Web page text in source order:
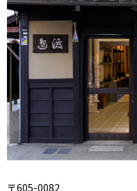
〒605-0082